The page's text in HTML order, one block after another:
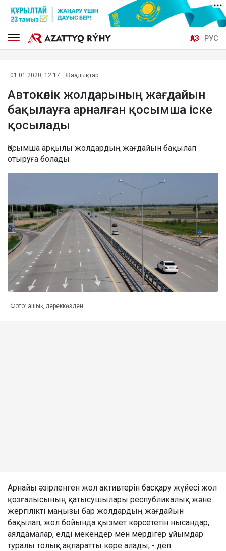
ҚАЗ РУС
01.01.2020, 12:17 Жаңалықтар
Автокөлік жолдарының жағдайын
бақылауға арналған қосымша іске
қосылады
Қосымша арқылы жолдардың жағдайын бақылап
отыруға болады
Фото: ашық дереккөзден
Арнайы әзірленген жол активтерін басқару жүйесі жол
қозғалысының қатысушылары республикалық және
жергілікті маңызы бар жолдардың жағдайын
бақылап, жол бойында қызмет көрсететін нысандар,
аялдамалар, елді мекендер мен мердігер ұйымдар
туралы толық ақпаратты көре алады, - деп